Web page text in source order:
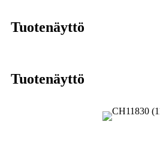
Tuotenäyttö
Tuotenäyttö